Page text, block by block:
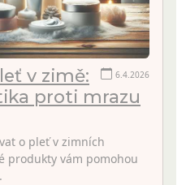
6.4.2026
v zimě:
proti mrazu
o pleť v zimních
produkty vám pomohou